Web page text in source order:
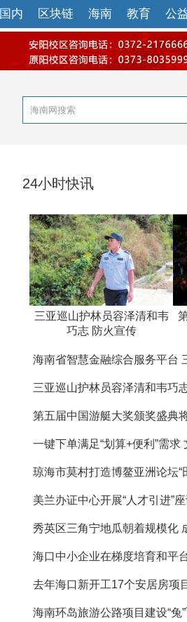
国内 区块链 海南 教育 公
24小时快讯
三亚巡山护林员容泽清和韦
巧志 防火宣传
海南省智慧金融综合服务平台
三亚巡山护林员容泽清和韦巧
第五届中国游艇大奖颁奖盛典
一键下单满足“划算+便利”需求
琼海市莫村打造博鳌亚洲论坛“
美兰办证中心开展“人才引进”
秀英区三角宁地瓜朝着规模化
海口中小企业在梯度培育和平
去年海口新开工17个安居房项
海南环岛旅游公路项目建设“兔